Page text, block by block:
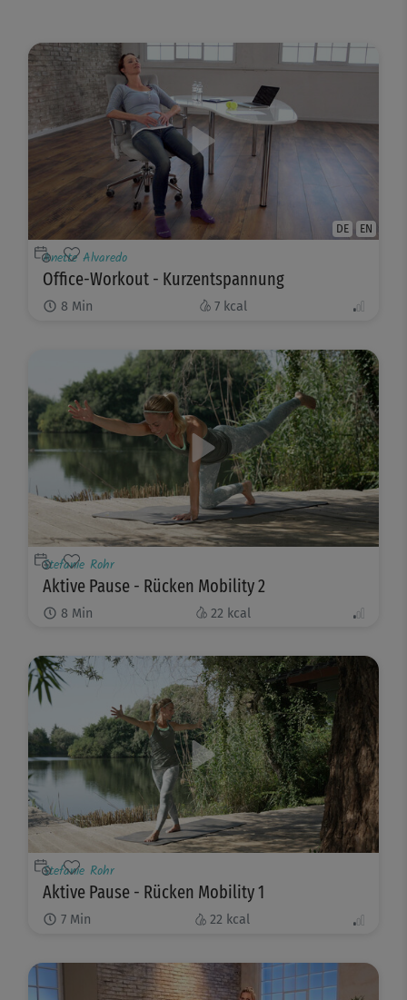
DE EN
Anette Alvaredo
Office-Workout - Kurzentspannung
8 Min 7 kcal
Stefanie Rohr
Aktive Pause - Rücken Mobility 2
8 Min 22 kcal
Stefanie Rohr
Aktive Pause - Rücken Mobility 1
7 Min 22 kcal